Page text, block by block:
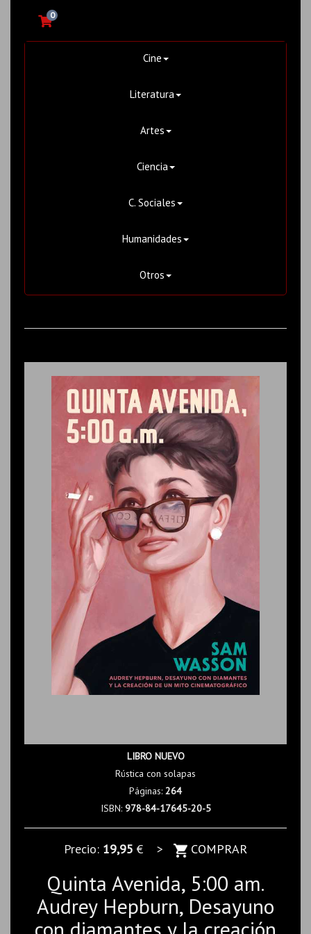
0
Cine
Literatura
Artes
Ciencia
C. Sociales
Humanidades
Otros
LIBRO NUEVO
Rústica con solapas
Páginas: 264
ISBN: 978-84-17645-20-5
Precio: 19,95 € > COMPRAR
Quinta Avenida, 5:00 am.
Audrey Hepburn, Desayuno
con diamantes y la creación